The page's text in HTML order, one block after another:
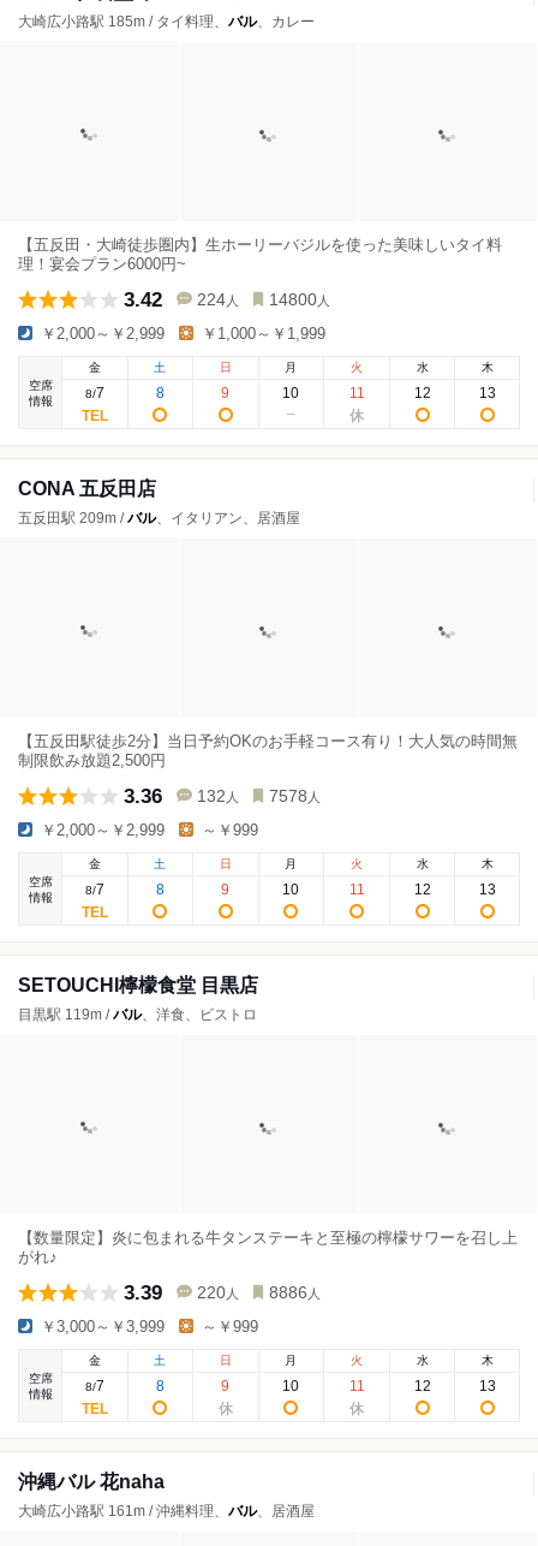
大崎広小路駅 185m / タイ料理、 バル、カレー
【五反田・大崎徒歩圏内】生ホーリーバジルを使った美味しいタイ料
理！宴会プラン6000円~
3.42 224 人 14800 人
￥2,000～￥2,999 ￥1,000～￥1,999
空席
情報
金
8/7
土
8
日
9
月
10
火
11
水
12
木
13
CONA 五反田店
五反田駅 209m /バル、イタリアン、居酒屋
【五反田駅徒歩2分】当日予約OKのお手軽コース有り！大人気の時間無
制限飲み放題2,500円
3.36 132 人 7578 人
￥2,000～￥2,999 ～￥999
空席
情報
金
8/7
土
8
日
9
月
10
火
11
水
12
木
13
SETOUCHI檸檬食堂 目黒店
目黒駅 119m /バル、洋食、ビストロ
【数量限定】炎に包まれる牛タンステーキと至極の檸檬サワーを召し上
がれ♪
3.39 220 人 8886 人
￥3,000～￥3,999 ～￥999
空席
情報
金
8/7
土
8
日
9
月
10
火
11
水
12
木
13
沖縄バル 花naha
大崎広小路駅 161m / 沖縄料理、 バル、居酒屋